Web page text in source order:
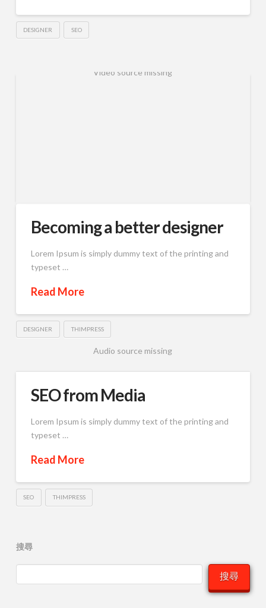
DESIGNER SEO
Video source missing
Becoming a better designer
Lorem Ipsum is simply dummy text of the printing and
typeset …
Read More
DESIGNER THIMPRESS
Audio source missing
SEO from Media
Lorem Ipsum is simply dummy text of the printing and
typeset …
Read More
SEO THIMPRESS
搜尋
搜尋